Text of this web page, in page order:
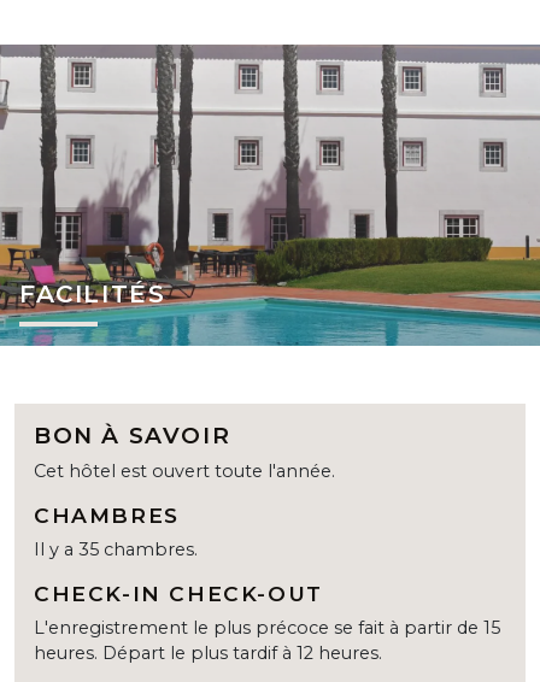
FACILITÉS
BON À SAVOIR
Cet hôtel est ouvert toute l'année.
CHAMBRES
Il y a 35 chambres.
CHECK-IN CHECK-OUT
L'enregistrement le plus précoce se fait à partir de 15
heures. Départ le plus tardif à 12 heures.